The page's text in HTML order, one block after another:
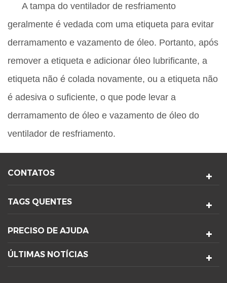
A tampa do ventilador de resfriamento
geralmente é vedada com uma etiqueta para evitar
derramamento e vazamento de óleo. Portanto, após
remover a etiqueta e adicionar óleo lubrificante, a
etiqueta não é colada novamente, ou a etiqueta não
é adesiva o suficiente, o que pode levar a
derramamento de óleo e vazamento de óleo do
ventilador de resfriamento.
CONTATOS
TAGS QUENTES
PRECISO DE AJUDA
ÚLTIMAS NOTÍCIAS